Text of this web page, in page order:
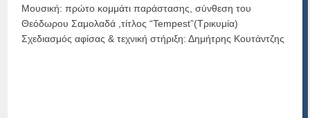
Μουσική: πρώτο κομμάτι παράστασης, σύνθεση του
Θεόδωρου Σαμολαδά ,τίτλος “Tempest”(Τρικυμία)
Σχεδιασμός αφίσας & τεχνική στήριξη: Δημήτρης Κουτάντζης